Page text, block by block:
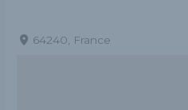
64240, France